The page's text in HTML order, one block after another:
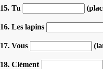
15. Tu
16. Les lapins
17. Vous
18. Clément